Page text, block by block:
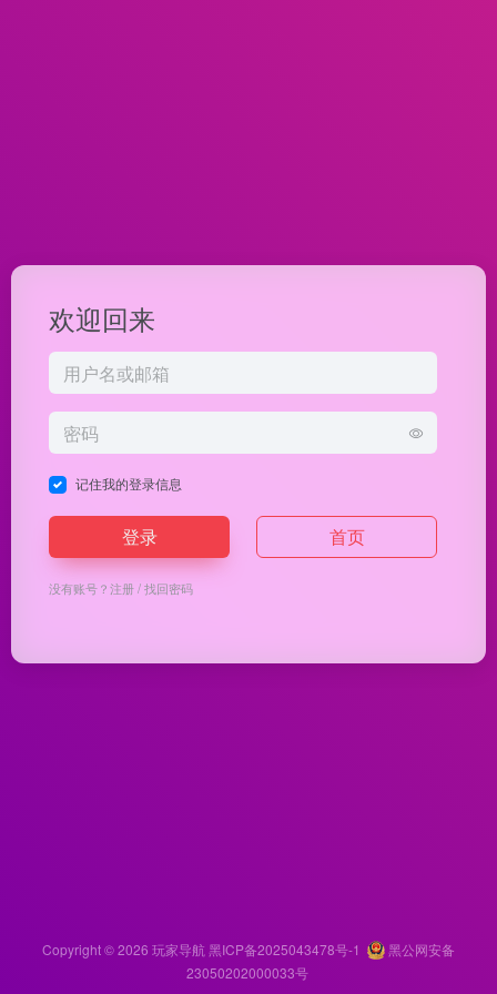
欢迎回来
记住我的登录信息
登录 首页
没有账号？注册/找回密码
Copyright © 2026 玩家导航 黑ICP备2025043478号-1
黑公网安备
23050202000033号